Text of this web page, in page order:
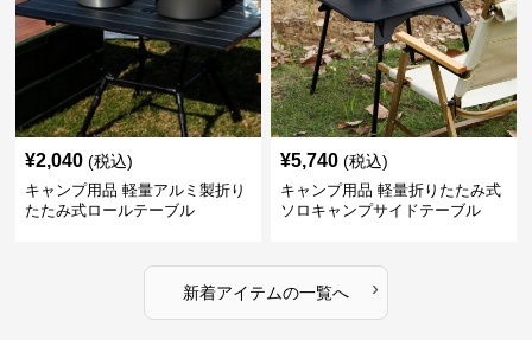
¥2,040 (税込)
キャンプ用品 軽量アルミ製折り
たたみ式ロールテーブル
¥5,740 (税込)
キャンプ用品 軽量折りたたみ式
ソロキャンプサイドテーブル
新着アイテムの一覧へ ›